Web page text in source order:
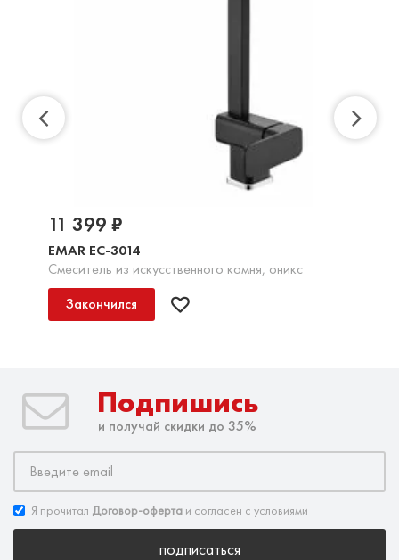
EMAR EC-3014
Смеситель из искусственного камня, оникс
11 399 ₽
Закончился
Подпишись
и получай скидки до 35%
Я прочитал Договор-оферта и согласен с условиями
подписаться